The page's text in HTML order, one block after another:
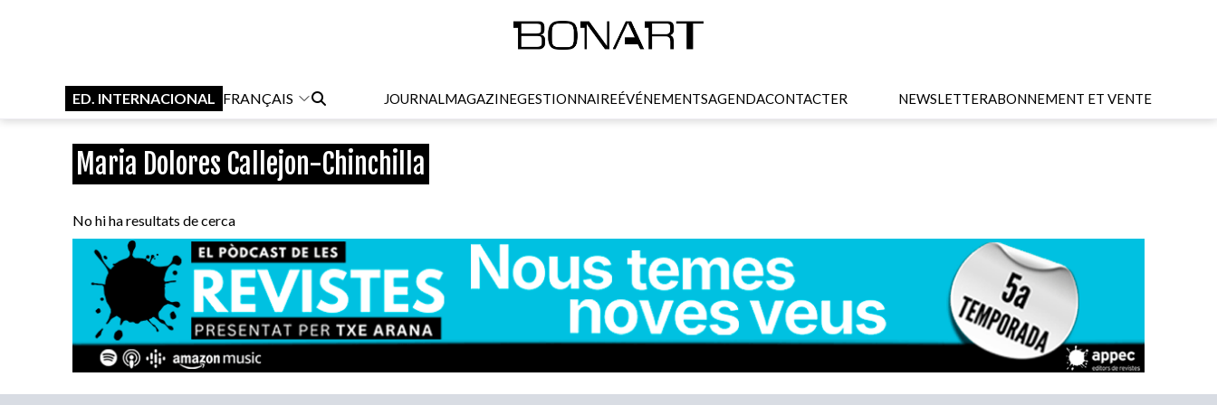
ED. INTERNACIONAL FRANÇAIS JOURNALMAGAZINEGESTIONNAIREÉVÉNEMENTSAGENDACONTACTER NEWSLETTERABONNEMENT ET VENTE
Maria Dolores Callejon-Chinchilla
No hi ha resultats de cerca